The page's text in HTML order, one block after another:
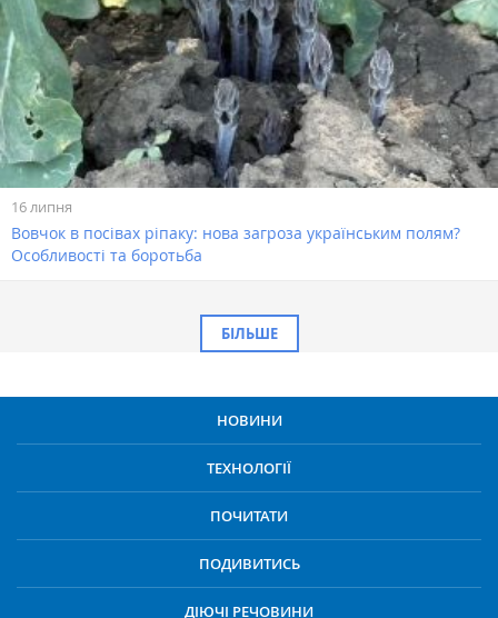
16 липня
Вовчок в посівах ріпаку: нова загроза українським полям?
Особливості та боротьба
БІЛЬШЕ
НОВИНИ
ТЕХНОЛОГІЇ
ПОЧИТАТИ
ПОДИВИТИСЬ
ДІЮЧІ РЕЧОВИНИ